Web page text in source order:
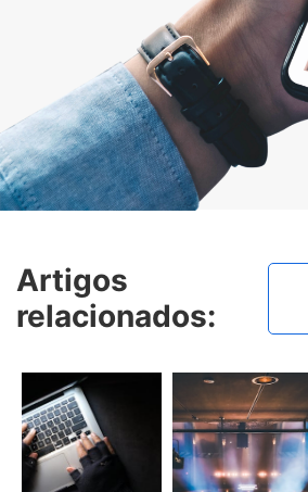
Artigos
relacionados: